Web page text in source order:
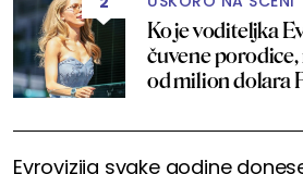
Ko je voditeljka
čuvene
od milion dolara
Evrovizija svake godine